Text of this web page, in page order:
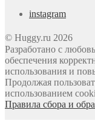
instagram
© Huggy.ru 2026
Разработано с
обеспечения
использования и
Продолжая
использованием
Правила сбора и